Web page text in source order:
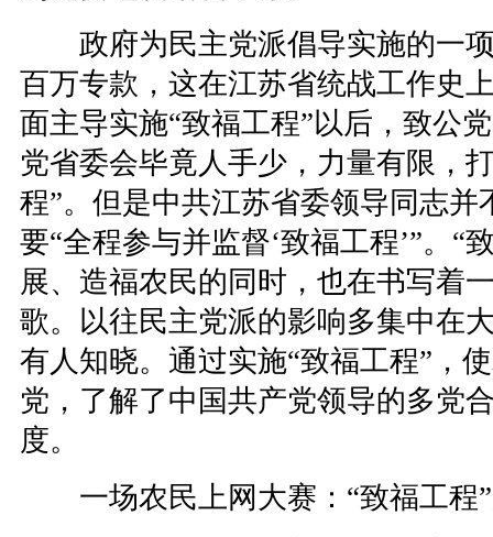
政府为民主党派倡导实施的一项
百万专款，这在江苏省统战工作史
面主导实施“致福工程”以后，致公
党省委会毕竟人手少，力量有限，
程”。但是中共江苏省委领导同志并
要“全程参与并监督‘致福工程’”。“
展、造福农民的同时，也在书写着
歌。以往民主党派的影响多集中在
有人知晓。通过实施“致福工程”，
党，了解了中国共产党领导的多党
度。
一场农民上网大赛：“致福工程”